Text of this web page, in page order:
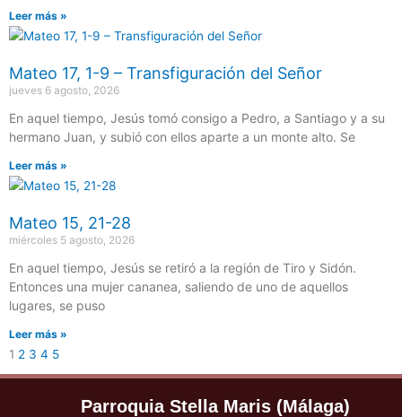
Leer más »
Mateo 17, 1-9 – Transfiguración del Señor
jueves 6 agosto, 2026
En aquel tiempo, Jesús tomó consigo a Pedro, a Santiago y a su
hermano Juan, y subió con ellos aparte a un monte alto. Se
Leer más »
Mateo 15, 21-28
miércoles 5 agosto, 2026
En aquel tiempo, Jesús se retiró a la región de Tiro y Sidón.
Entonces una mujer cananea, saliendo de uno de aquellos
lugares, se puso
Leer más »
1 2 3 4 5
Parroquia Stella Maris (Málaga)